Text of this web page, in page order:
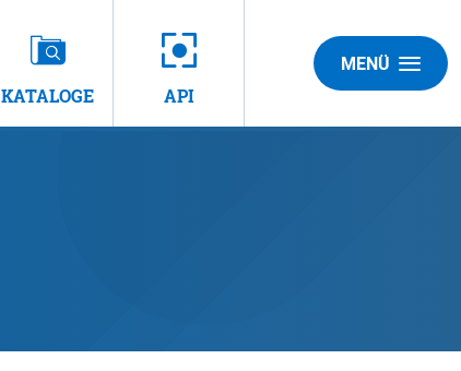
KATALOGE API
MENÜ